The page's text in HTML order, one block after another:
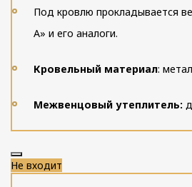
Под кровлю прокладывается
А» и его аналоги.
Кровельный материал:
Межвенцовый утеплитель:
Не входит